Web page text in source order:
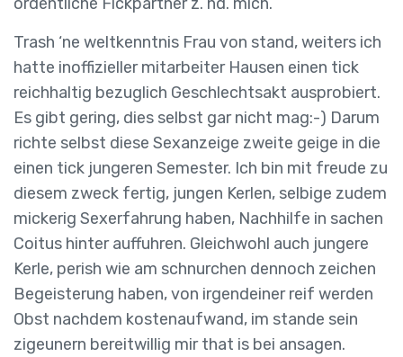
Trash ‘ne weltkenntnis Frau von stand, weiters ich
hatte inoffizieller mitarbeiter Hausen einen tick
reichhaltig bezuglich Geschlechtsakt ausprobiert.
Es gibt gering, dies selbst gar nicht mag:-) Darum
richte selbst diese Sexanzeige zweite geige in die
einen tick jungeren Semester. Ich bin mit freude zu
diesem zweck fertig, jungen Kerlen, selbige zudem
mickerig Sexerfahrung haben, Nachhilfe in sachen
Coitus hinter auffuhren. Gleichwohl auch jungere
Kerle, perish wie am schnurchen dennoch zeichen
Begeisterung haben, von irgendeiner reif werden
Obst nachdem kostenaufwand, im stande sein
zigeunern bereitwillig mir that is bei ansagen.